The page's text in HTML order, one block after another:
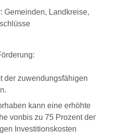
Gemeinden, Landkreise,
der zuwendungsfähigen
kann eine erhöhte
vonbis zu 75 Prozent der
Investitionskosten